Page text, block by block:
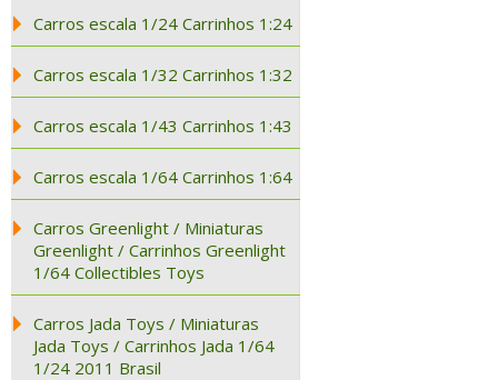
Carros escala 1/24 Carrinhos 1:24
Carros escala 1/32 Carrinhos 1:32
Carros escala 1/43 Carrinhos 1:43
Carros escala 1/64 Carrinhos 1:64
Carros Greenlight / Miniaturas
Greenlight / Carrinhos Greenlight
1/64 Collectibles Toys
Carros Jada Toys / Miniaturas
Jada Toys / Carrinhos Jada 1/64
1/24 2011 Brasil